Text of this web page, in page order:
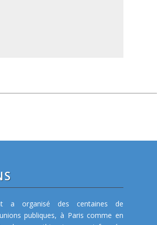
a organisé des centaines de
publiques, à Paris comme en